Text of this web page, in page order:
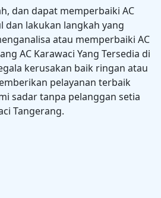
dan dapat memperbaiki AC
dan lakukan langkah yang
atau memperbaiki AC
AC Karawaci Yang Tersedia di
kerusakan baik ringan atau
pelayanan terbaik
sadar tanpa pelanggan setia
Tangerang.